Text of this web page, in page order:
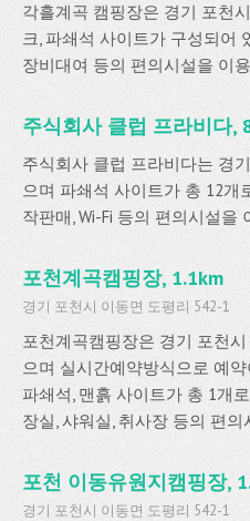
각흘계곡 캠핑장은 경기 포천
크, 파쇄석 사이트가 구성되어
장비대여 등의 편의시설을 이
주식회사 클럽 프라비다,
주식회사 클럽 프라비다는 경
으며 파쇄석 사이트가 총 12개
작판매, Wi-Fi 등의 편의시설을
포천계곡캠핑장, 1.1km
경기 포천시 이동면 도평리 542-1
포천계곡캠핑장은 경기 포천
으며 실시간예약방식으로 예
파쇄석, 맨흙 사이트가 총 1개
장실, 샤워실, 취사장 등의 편
포천 이동유원지캠핑장,
경기 포천시 이동면 도평리 542-1